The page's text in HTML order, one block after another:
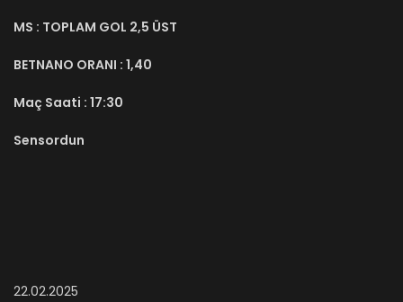
MS : TOPLAM GOL 2,5 ÜST
BETNANO ORANI : 1,40
Maç Saati : 17:30
Sensordun
22.02.2025